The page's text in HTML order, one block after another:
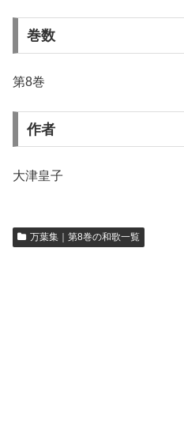
巻数
第8巻
作者
大津皇子
万葉集｜第8巻の和歌一覧